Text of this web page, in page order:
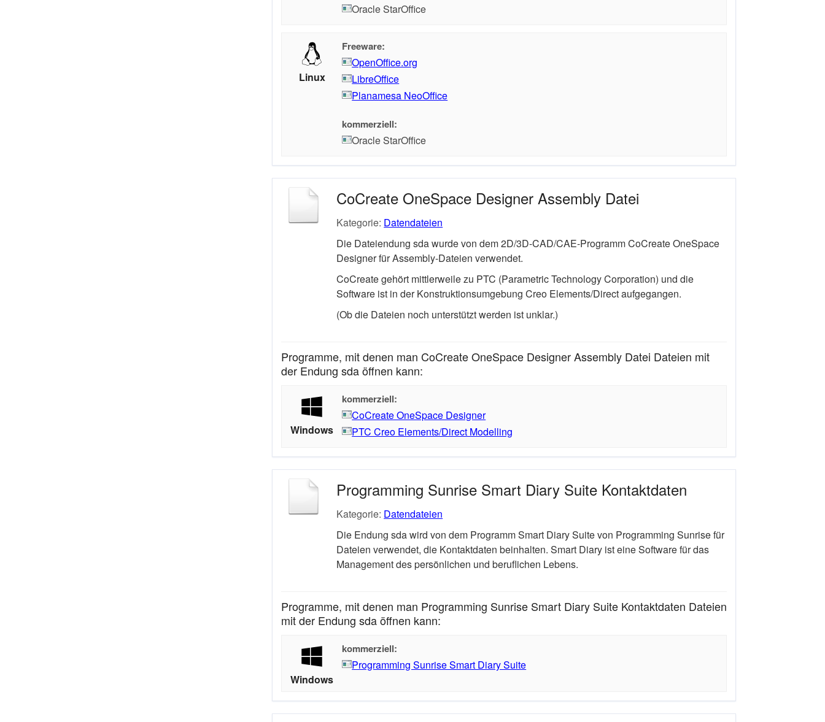
Oracle StarOffice
Linux
Freeware:
OpenOffice.org
LibreOffice
Planamesa NeoOffice
kommerziell:
Oracle StarOffice
CoCreate OneSpace Designer Assembly Datei
Kategorie: Datendateien
Die Dateiendung sda wurde von dem 2D/3D-CAD/CAE-Programm CoCreate OneSpace
Designer für Assembly-Dateien verwendet.
CoCreate gehört mittlerweile zu PTC (Parametric Technology Corporation) und die
Software ist in der Konstruktionsumgebung Creo Elements/Direct aufgegangen.
(Ob die Dateien noch unterstützt werden ist unklar.)
Programme, mit denen man CoCreate OneSpace Designer Assembly Datei Dateien mit
der Endung sda öffnen kann:
Windows
kommerziell:
CoCreate OneSpace Designer
PTC Creo Elements/Direct Modelling
Programming Sunrise Smart Diary Suite Kontaktdaten
Kategorie: Datendateien
Die Endung sda wird von dem Programm Smart Diary Suite von Programming Sunrise für
Dateien verwendet, die Kontaktdaten beinhalten. Smart Diary ist eine Software für das
Management des persönlichen und beruflichen Lebens.
Programme, mit denen man Programming Sunrise Smart Diary Suite Kontaktdaten Dateien
mit der Endung sda öffnen kann:
Windows
kommerziell:
Programming Sunrise Smart Diary Suite